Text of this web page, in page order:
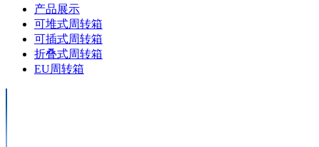
产品展示
可堆式周转箱
可插式周转箱
折叠式周转箱
EU周转箱